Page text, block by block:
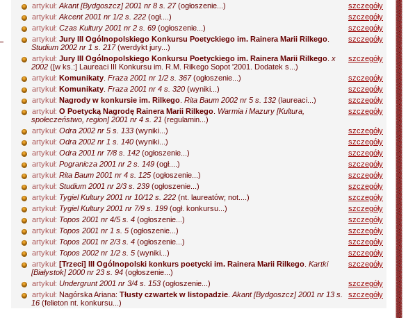
artykuł: Akant [Bydgoszcz] 2001 nr 8 s. 27(ogłoszenie...)
szczegóły
artykuł: Akcent 2001 nr 1/2 s. 222 (ogł....)
szczegóły
artykuł: Czas Kultury 2001 nr 2 s. 69 (ogłoszenie...)
szczegóły
artykuł: Jury III Ogólnopolskiego Konkursu Poetyckiego im. Rainera Marii Rilkego
Studium 2002 nr 1 s. 217(werdykt jury...)
szczegóły
artykuł: Jury III Ogólnopolskiego Konkursu Poetyckiego im. Rainera Marii Rilkego x
2002 ([w ks.:] Laureaci III Konkursu im. R.M. Rilkego Sopot '2001. Dodatek s...)
szczegóły
artykuł: Komunikaty Fraza 2001 nr 1/2 s. 367(ogłoszenie...)
szczegóły
artykuł: Komunikaty Fraza 2001 nr 4 s. 320 (wyniki...)
szczegóły
artykuł: Nagrody w konkursie im. Rilkego Rita Baum 2002 nr 5 s. 132 (laureaci...)
szczegóły
artykuł: O Poetycką Nagrodę Rainera Marii Rilkego Warmia i Mazury [Kultura,
społeczeństwo, region] 2001 nr 4 s. 21 (regulamin...)
szczegóły
artykuł: Odra 2002 nr 5 s. 133 (wyniki...)
szczegóły
artykuł: Odra 2002 nr 1 s. 140 (wyniki...)
szczegóły
artykuł: Odra 2001 nr 7/8 s. 142 (ogłoszenie...)
szczegóły
artykuł: Pogranicza 2001 nr 2 s. 149 (ogł....)
szczegóły
artykuł: Rita Baum 2001 nr 4 s. 125 (ogłoszenie...)
szczegóły
artykuł: Studium 2001 nr 2/3 s. 239 (ogłoszenie...)
szczegóły
artykuł: Tygiel Kultury 2001 nr 10/12 s. 222 (nt. laureatów; not....)
szczegóły
artykuł: Tygiel Kultury 2001 nr 7/9 s. 199 (ogł. konkursu...)
szczegóły
artykuł: Topos 2001 nr 4/5 s. 4 (ogłoszenie...)
szczegóły
artykuł: Topos 2001 nr 1 s. 5 (ogłoszenie...)
szczegóły
artykuł: Topos 2001 nr 2/3 s. 4 (ogłoszenie...)
szczegóły
artykuł: Topos 2002 nr 1/2 s. 5 (wyniki...)
szczegóły
artykuł: [Trzeci] III Ogólnopolski konkurs poetycki im. Rainera Marii Rilkego Kartki
[Białystok] 2000 nr 23 s. 94 (ogłoszenie...)
szczegóły
artykuł: Undergrunt 2001 nr 3/4 s. 153 (ogłoszenie...)
szczegóły
artykuł: Nagórska Ariana: Tłusty czwartek w listopadzie Akant [Bydgoszcz] 2001 nr 13 s.
16 (felieton nt. konkursu...)
szczegóły